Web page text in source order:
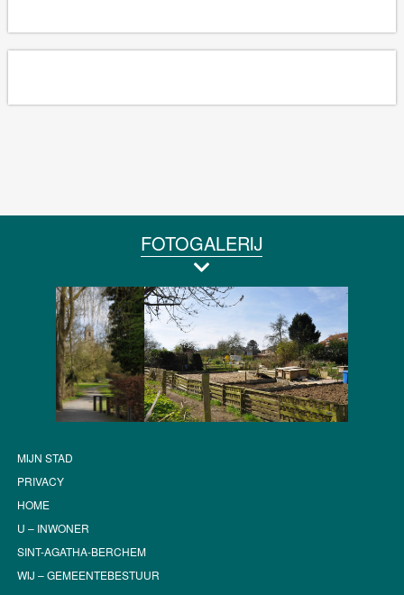
FOTOGALERIJ
MIJN STAD
PRIVACY
HOME
U – INWONER
SINT-AGATHA-BERCHEM
WIJ – GEMEENTEBESTUUR